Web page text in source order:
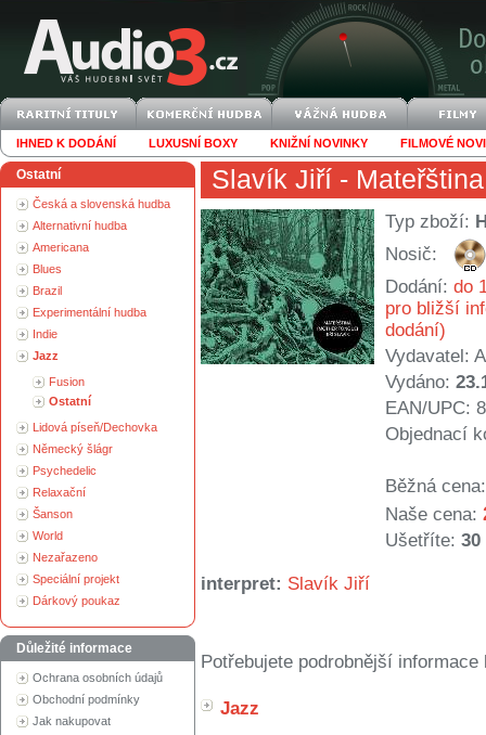
IHNED K DODÁNÍ LUXUSNÍ BOXY KNIŽNÍ NOVINKY FILMOVÉ
Ostatní
Česká a slovenská hudba
Alternativní hudba
Americana
Blues
Brazil
Experimentální hudba
Indie
Jazz
Fusion
Ostatní
Lidová píseň/Dechovka
Německý šlágr
Psychedelic
Relaxační
Šanson
World
Nezařazeno
Speciální projekt
Dárkový poukaz
Důležité informace
Ochrana osobních údajů
Obchodní podmínky
Jak nakupovat
Slavík Jiří - Mateřština
Typ zboží:
Nosič:
Dodání: do
pro bližší
dodání)
Vydavatel:
Vydáno:
EAN/UPC:
Objednací
Běžná cena:
Naše cena:
Ušetříte: 30
interpret: Slavík Jiří
Potřebujete podrobnější
Jazz